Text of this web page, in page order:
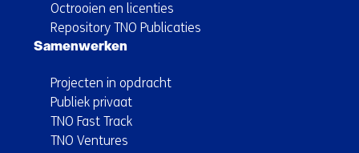
Octrooien en licenties
Repository TNO Publicaties
Samenwerken
Projecten in opdracht
Publiek privaat
TNO Fast Track
TNO Ventures